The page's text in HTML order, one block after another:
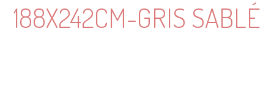
188X242CM-GRIS SABLÉ